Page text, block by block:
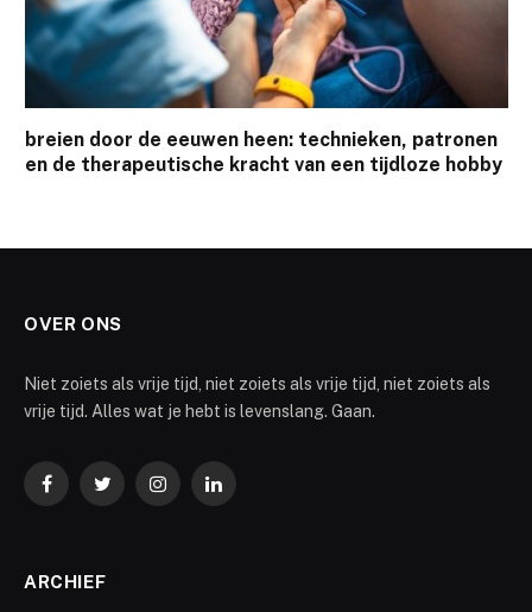
breien door de eeuwen heen: technieken, patronen
en de therapeutische kracht van een tijdloze hobby
OVER ONS
Niet zoiets als vrije tijd, niet zoiets als vrije tijd, niet zoiets als
vrije tijd. Alles wat je hebt is levenslang. Gaan.
FacebookTwitterInstagramLinkedIn
ARCHIEF